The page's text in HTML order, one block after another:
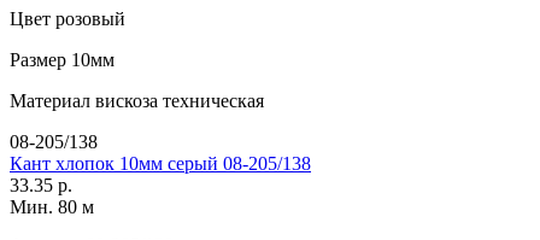
Цвет розовый
Размер 10мм
Материал вискоза техническая
08-205/138
Кант хлопок 10мм серый 08-205/138
33.35 р.
Мин. 80 м